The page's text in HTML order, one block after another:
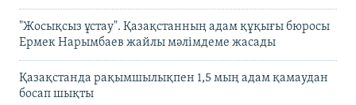
"Жосықсыз ұстау". Қазақстанның адам құқығы бюросы
Ермек Нарымбаев жайлы мәлімдеме жасады
Қазақстанда рақымшылықпен 1,5 мың адам қамаудан
босап шықты